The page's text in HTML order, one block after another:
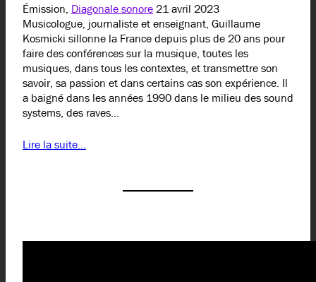
Émission, Diagonale sonore21 avril 2023
Musicologue, journaliste et enseignant, Guillaume
Kosmicki sillonne la France depuis plus de 20 ans pour
faire des conférences sur la musique, toutes les
musiques, dans tous les contextes, et transmettre son
savoir, sa passion et dans certains cas son expérience. Il
a baigné dans les années 1990 dans le milieu des sound
systems, des raves…
Lire la suite…